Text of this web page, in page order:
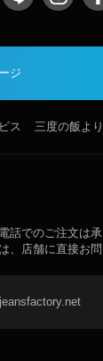
ジ
ス 三度の飯よ
話でのご注文は
、店舗に直接お問